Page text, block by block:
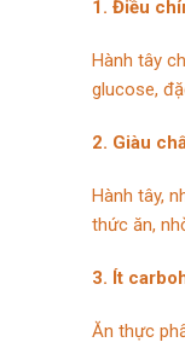
1. Điều
Hành tây
glucose,
2. Giàu
Hành tây,
thức ăn,
3. Ít
Ăn thực